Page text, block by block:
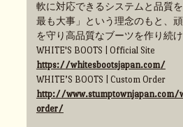
軟に対応できるシステムと品質
最も大事」という理念のもと、
を守り高品質なブーツを作り続け
WHITE'S BOOTS | Official Site
https://whitesbootsjapan.com/
WHITE’S BOOTS | Custom Order
http://www.stumptownjapan.com/
order/